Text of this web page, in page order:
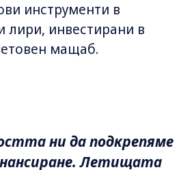
инструменти в
лири, инвестирани в
мащаб.
ни да подкрепяме
Летищата